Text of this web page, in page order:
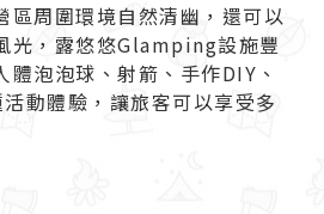
區周圍環境自然清幽，還可以
， 露悠悠Glamping設施豐
體泡泡球、射箭、手作DIY、
動體驗，讓旅客可以享受多